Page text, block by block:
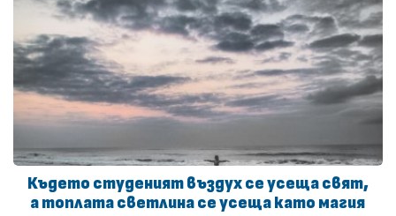
Където студеният въздух се усеща свят,
а топлата светлина се усеща като магия